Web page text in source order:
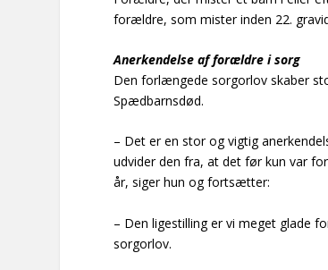
forældre, som mister inden 22.
Anerkendelse af forældre i sorg
Den forlængede sorgorlov skaber
Spædbarnsdød.
– Det er en stor og vigtig
udvider den fra, at det før kun var
år, siger hun og fortsætter:
– Den ligestilling er vi meget glade
sorgorlov.